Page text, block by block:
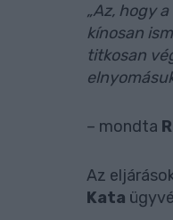
„Az, hogy
kínosan
titkosan
– mondta
Az
Kata